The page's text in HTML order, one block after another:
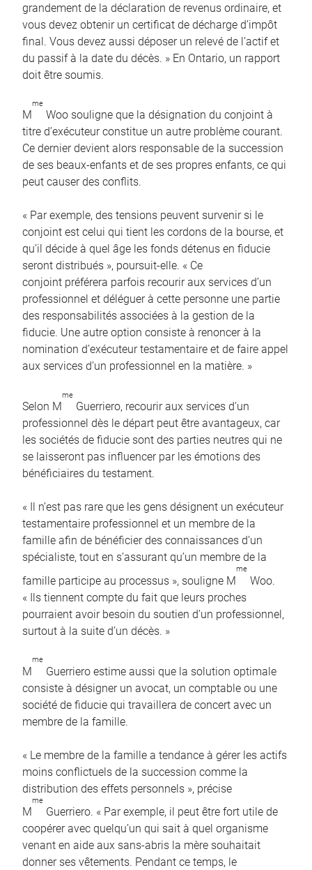
grandement de la déclaration de revenus ordinaire, et
vous devez obtenir un certificat de décharge d’impôt
final. Vous devez aussi déposer un relevé de l’actif et
du passif à la date du décès. » En Ontario, un rapport
doit être soumis.
M
me
Woo souligne que la désignation du conjoint à
titre d’exécuteur constitue un autre problème courant.
Ce dernier devient alors responsable de la succession
de ses beaux-enfants et de ses propres enfants, ce qui
peut causer des conflits.
« Par exemple, des tensions peuvent survenir si le
conjoint est celui qui tient les cordons de la bourse, et
qu’il décide à quel âge les fonds détenus en fiducie
seront distribués », poursuit-elle. « Ce
conjoint préférera parfois recourir aux services d’un
professionnel et déléguer à cette personne une partie
des responsabilités associées à la gestion de la
fiducie. Une autre option consiste à renoncer à la
nomination d’exécuteur testamentaire et de faire appel
aux services d’un professionnel en la matière. »
Selon M
me
Guerriero, recourir aux services d’un
professionnel dès le départ peut être avantageux, car
les sociétés de fiducie sont des parties neutres qui ne
se laisseront pas influencer par les émotions des
bénéficiaires du testament.
« Il n’est pas rare que les gens désignent un exécuteur
testamentaire professionnel et un membre de la
famille afin de bénéficier des connaissances d’un
spécialiste, tout en s’assurant qu’un membre de la
famille participe au processus », souligne M
me
Woo.
« Ils tiennent compte du fait que leurs proches
pourraient avoir besoin du soutien d’un professionnel,
surtout à la suite d’un décès. »
M
me
Guerriero estime aussi que la solution optimale
consiste à désigner un avocat, un comptable ou une
société de fiducie qui travaillera de concert avec un
membre de la famille.
« Le membre de la famille a tendance à gérer les actifs
moins conflictuels de la succession comme la
distribution des effets personnels », précise
M
me
Guerriero. « Par exemple, il peut être fort utile de
coopérer avec quelqu’un qui sait à quel organisme
venant en aide aux sans-abris la mère souhaitait
donner ses vêtements. Pendant ce temps, le